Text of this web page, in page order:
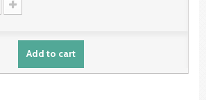
Add to cart